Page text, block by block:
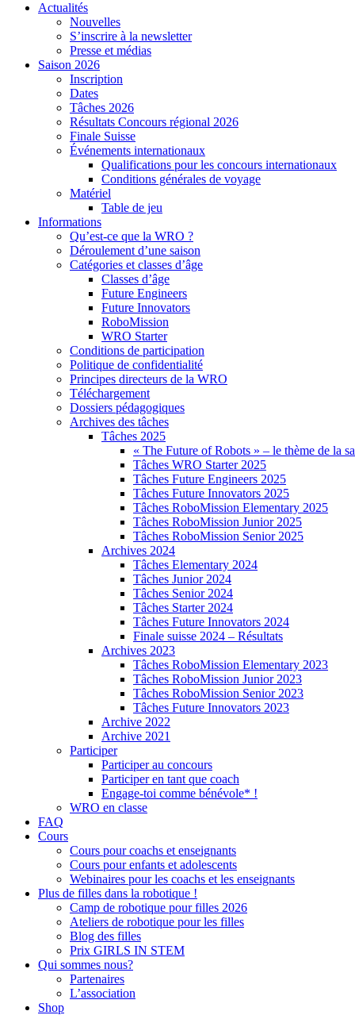
Actualités
Nouvelles
S’inscrire à la newsletter
Presse et médias
Saison 2026
Inscription
Dates
Tâches 2026
Résultats Concours régional 2026
Finale Suisse
Événements internationaux
Qualifications pour les concours internationaux
Conditions générales de voyage
Matériel
Table de jeu
Informations
Qu’est-ce que la WRO ?
Déroulement d’une saison
Catégories et classes d’âge
Classes d’âge
Future Engineers
Future Innovators
RoboMission
WRO Starter
Conditions de participation
Politique de confidentialité
Principes directeurs de la WRO
Téléchargement
Dossiers pédagogiques
Archives des tâches
Tâches 2025
« The Future of Robots » – le thème de la
Tâches WRO Starter 2025
Tâches Future Engineers 2025
Tâches Future Innovators 2025
Tâches RoboMission Elementary 2025
Tâches RoboMission Junior 2025
Tâches RoboMission Senior 2025
Archives 2024
Tâches Elementary 2024
Tâches Junior 2024
Tâches Senior 2024
Tâches Starter 2024
Tâches Future Innovators 2024
Finale suisse 2024 – Résultats
Archives 2023
Tâches RoboMission Elementary 2023
Tâches RoboMission Junior 2023
Tâches RoboMission Senior 2023
Tâches Future Innovators 2023
Archive 2022
Archive 2021
Participer
Participer au concours
Participer en tant que coach
Engage-toi comme bénévole* !
WRO en classe
FAQ
Cours
Cours pour coachs et enseignants
Cours pour enfants et adolescents
Webinaires pour les coachs et les enseignants
Plus de filles dans la robotique !
Camp de robotique pour filles 2026
Ateliers de robotique pour les filles
Blog des filles
Prix GIRLS IN STEM
Qui sommes nous?
Partenaires
L’association
Shop